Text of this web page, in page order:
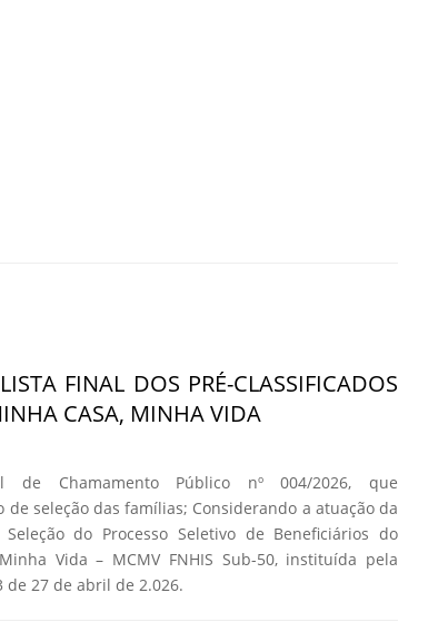
FINAL DOS PRÉ-CLASSIFICADOS
CASA, MINHA VIDA
de Chamamento Público nº 004/2026, que
de seleção das famílias; Considerando a atuação da
do Processo Seletivo de Beneficiários do
Vida – MCMV FNHIS Sub-50, instituída pela
de 27 de abril de 2.026.